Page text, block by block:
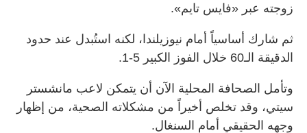
زوجته عبر «فايس تايم».
ثم شارك أساسياً أمام نيوزيلندا، لكنه استُبدل عند حدود
الدقيقة الـ60 خلال الفوز الكبير 5-1.
وتأمل الصحافة المحلية الآن أن يتمكن لاعب مانشستر
سيتي، وقد تخلص أخيراً من مشكلاته الصحية، من إظهار
وجهه الحقيقي أمام السنغال.